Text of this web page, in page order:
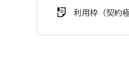
利用枠（契約